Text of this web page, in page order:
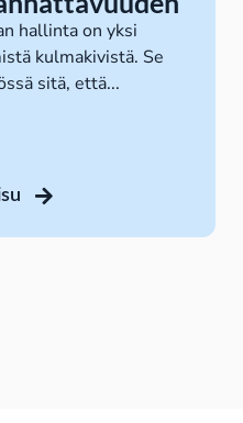
hallinta on yksi
kulmakivistä. Se
sitä, että...